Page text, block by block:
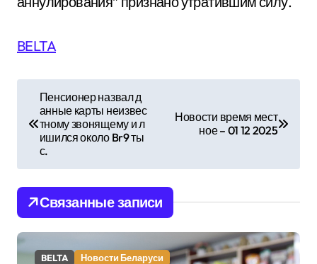
BELTA
и
г
а
Пенсионер назвал д
анные карты неизвес
тному звонящему и л
ишился около Br9 ты
с.
Новости время мест
ное – 01 12 2025
Связанные записи
BELTA Новости Беларуси